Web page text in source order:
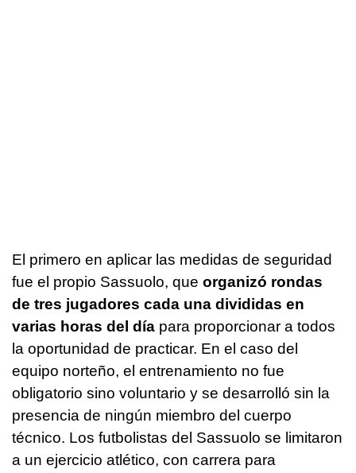
El primero en aplicar las medidas de seguridad
fue el propio Sassuolo, que organizó rondas
de tres jugadores cada una divididas en
varias horas del día para proporcionar a todos
la oportunidad de practicar. En el caso del
equipo norteño, el entrenamiento no fue
obligatorio sino voluntario y se desarrolló sin la
presencia de ningún miembro del cuerpo
técnico. Los futbolistas del Sassuolo se limitaron
a un ejercicio atlético, con carrera para